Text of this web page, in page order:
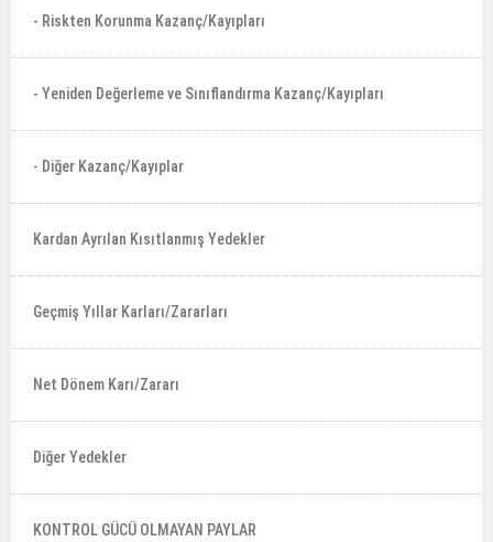
- Riskten Korunma Kazanç/Kayıpları
- Yeniden Değerleme ve Sınıflandırma Kazanç/Kayıpları
- Diğer Kazanç/Kayıplar
Kardan Ayrılan Kısıtlanmış Yedekler
Geçmiş Yıllar Karları/Zararları
Net Dönem Karı/Zararı
Diğer Yedekler
KONTROL GÜCÜ OLMAYAN PAYLAR